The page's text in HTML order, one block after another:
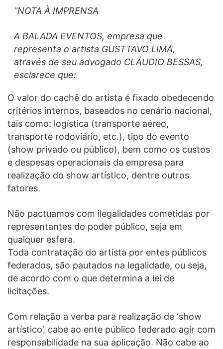
“NOTA À IMPRENSA
A BALADA EVENTOS, empresa que
representa o artista GUSTTAVO LIMA,
através de seu advogado CLÁUDIO BESSAS,
esclarece que:
O valor do cachê do artista é fixado obedecendo
critérios internos, baseados no cenário nacional,
tais como: logística (transporte aéreo,
transporte rodoviário, etc.), tipo do evento
(show privado ou público), bem como os custos
e despesas operacionais da empresa para
realização do show artístico, dentre outros
fatores.
Não pactuamos com ilegalidades cometidas por
representantes do poder público, seja em
qualquer esfera.
Toda contratação do artista por entes públicos
federados, são pautados na legalidade, ou seja,
de acordo com o que determina a lei de
licitações.
Com relação a verba para realização de ‘show
artístico’, cabe ao ente público federado agir com
responsabilidade na sua aplicação. Não cabe ao